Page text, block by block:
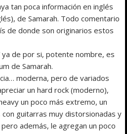
tan poca información en inglés
de Samarah. Todo comentario
de donde son originarios estos
ya de por si, potente nombre, es
de Samarah.
moderna, pero de variados
un hard rock (moderno),
un poco más extremo, un
guitarras muy distorsionadas y
además, le agregan un poco